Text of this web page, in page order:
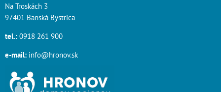
Na Troskách 3
97401 Banská Bystrica
tel.: 0918 261 900
e-mail: info@hronov.sk